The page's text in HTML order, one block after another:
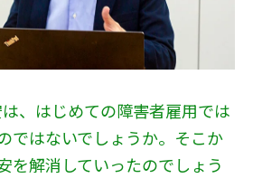
、はじめての障害者雇用では
ではないでしょうか。そこか
を解消していったのでしょう